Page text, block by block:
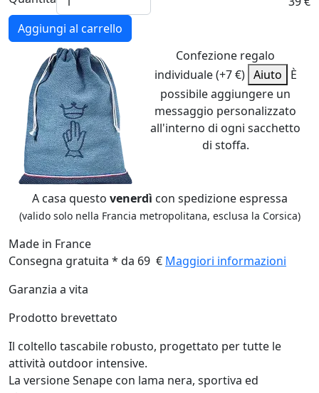
Aggiungi al carrello
Confezione regalo
individuale (+7 €) Aiuto
È
possibile aggiungere un
messaggio personalizzato
all'interno di ogni sacchetto
di stoffa.
A casa questo venerdì con spedizione espressa
(valido solo nella Francia metropolitana, esclusa la Corsica)
Made in France
Consegna gratuita * da 69 € Maggiori informazioni
Garanzia a vita
Prodotto brevettato
Il coltello tascabile robusto, progettato per tutte le
attività outdoor intensive.
La versione Senape con lama nera, sportiva ed